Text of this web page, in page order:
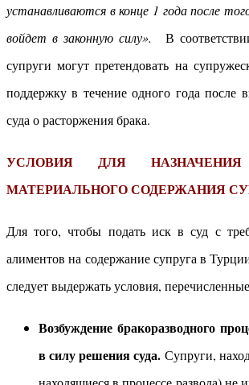
устанавливаются в конце 1 года после
войдет в законную силу».
В
супруги могут претендовать на
поддержку в течение одного года после
суда о расторжения брака.
УСЛОВИЯ ДЛЯ
МАТЕРИАЛЬНОГО СОДЕРЖАНИЯ
Для того, чтобы подать иск в суд с
алиментов на содержание супруга в
следует выдержать условия,
Возбуждение бракоразводного
в силу решения суда. Супруги,